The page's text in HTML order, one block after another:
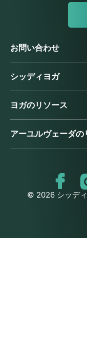
お問い合わせ
シッディヨガ
ヨガのリソース
アーユルヴェーダの
© 2026 シッデ